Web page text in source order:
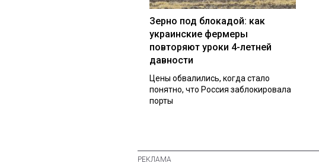
Зерно под блокадой: как
украинские фермеры
повторяют уроки 4-летней
давности
Цены обвалились, когда стало
понятно, что Россия заблокировала
порты